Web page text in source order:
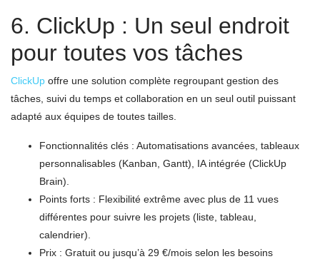
6. ClickUp : Un seul endroit
pour toutes vos tâches
ClickUp offre une solution complète regroupant gestion des
tâches, suivi du temps et collaboration en un seul outil puissant
adapté aux équipes de toutes tailles.
Fonctionnalités clés : Automatisations avancées, tableaux
personnalisables (Kanban, Gantt), IA intégrée (ClickUp
Brain).
Points forts : Flexibilité extrême avec plus de 11 vues
différentes pour suivre les projets (liste, tableau,
calendrier).
Prix : Gratuit ou jusqu’à 29 €/mois selon les besoins